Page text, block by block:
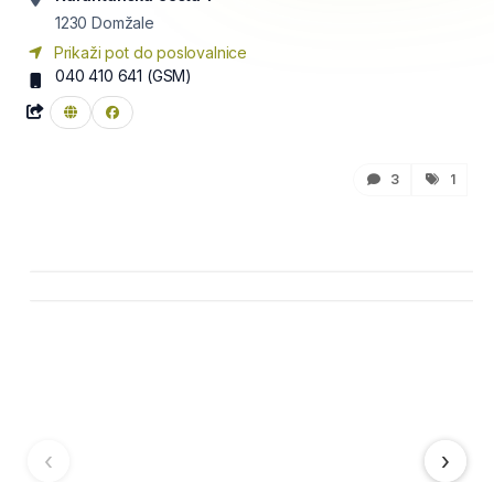
1230 Domžale
Prikaži pot do poslovalnice
040 410 641 (GSM)
3 1
‹ ›